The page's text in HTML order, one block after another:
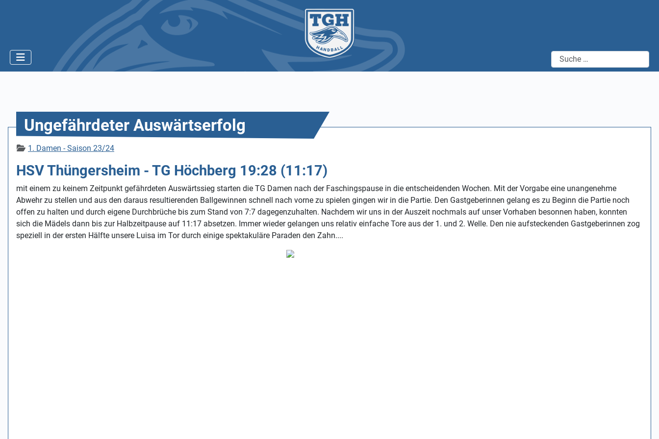
Suchen
Ungefährdeter Auswärtserfolg
Details1. Damen - Saison 23/24
HSV Thüngersheim - TG Höchberg 19:28 (11:17)
mit einem zu keinem Zeitpunkt gefährdeten Auswärtssieg starten die TG Damen nach der Faschingspause in die entscheidenden Wochen. Mit der Vorgabe eine unangenehme
Abwehr zu stellen und aus den daraus resultierenden Ballgewinnen schnell nach vorne zu spielen gingen wir in die Partie. Den Gastgeberinnen gelang es zu Beginn die Partie noch
offen zu halten und durch eigene Durchbrüche bis zum Stand von 7:7 dagegenzuhalten. Nachdem wir uns in der Auszeit nochmals auf unser Vorhaben besonnen haben, konnten
sich die Mädels dann bis zur Halbzeitpause auf 11:17 absetzen. Immer wieder gelangen uns relativ einfache Tore aus der 1. und 2. Welle. Den nie aufsteckenden Gastgeberinnen zog
speziell in der ersten Hälfte unsere Luisa im Tor durch einige spektakuläre Paraden den Zahn....